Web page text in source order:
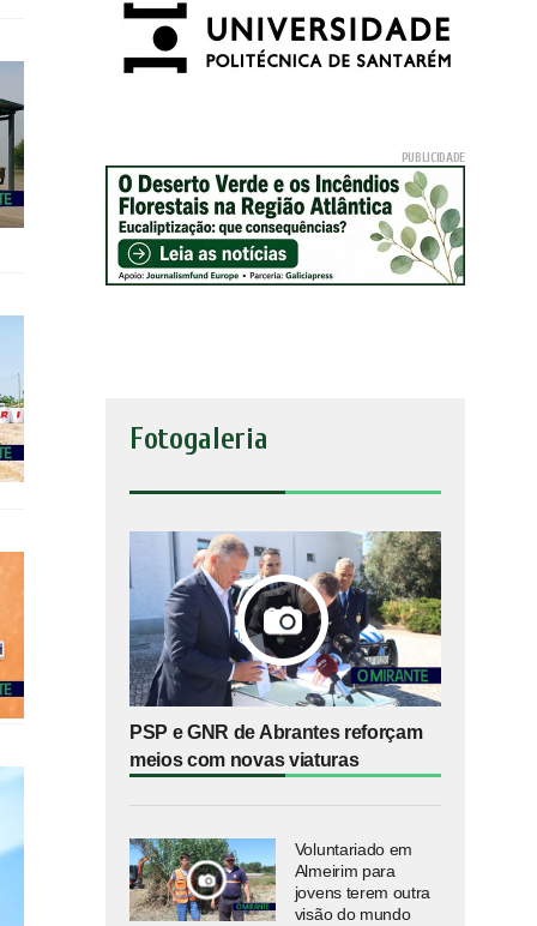
Fotogaleria
PSP e GNR de Abrantes reforçam
meios com novas viaturas
Voluntariado em
Almeirim para
jovens terem outra
visão do mundo